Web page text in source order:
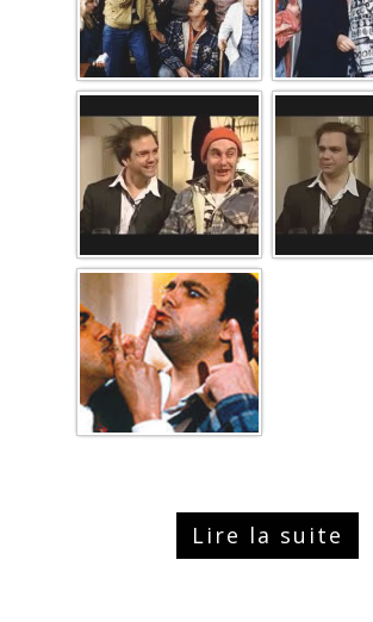
Lire la suite